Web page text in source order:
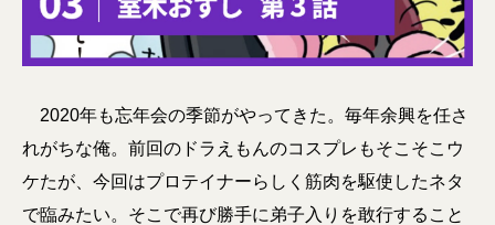
2020年も忘年会の季節がやってきた。毎年余興を任さ
れがちな俺。前回のドラえもんのコスプレもそこそこウ
ケたが、今回はプロテイナーらしく筋肉を駆使したネタ
で臨みたい。そこで再び勝手に弟子入りを敢行すること